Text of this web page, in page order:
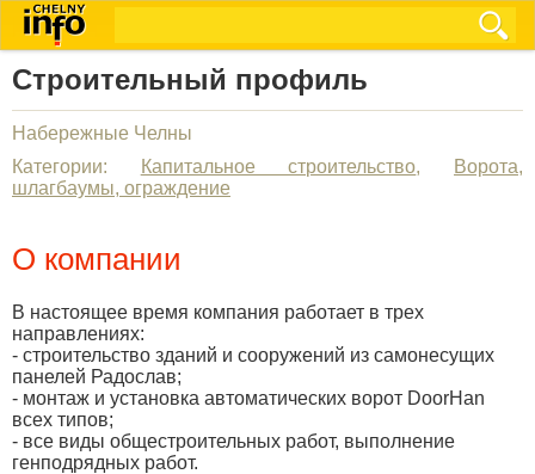
Строительный профиль
Набережные Челны
Категории:
Капитальное строительство,
Ворота,
шлагбаумы, ограждение
О компании
В настоящее время компания работает в трех
направлениях:
- строительство зданий и сооружений из самонесущих
панелей Радослав;
- монтаж и установка автоматических ворот DoorHan
всех типов;
- все виды общестроительных работ, выполнение
генподрядных работ.